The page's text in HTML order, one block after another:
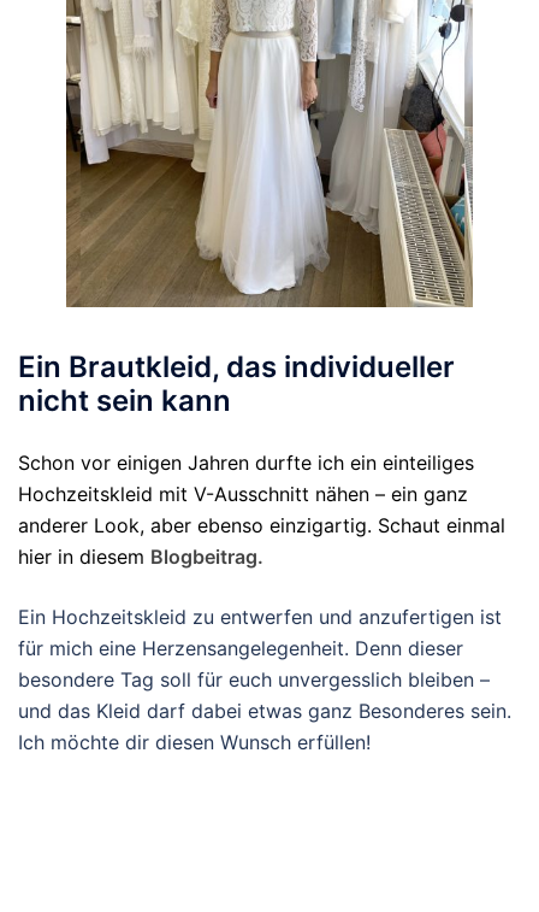
Ein Brautkleid, das individueller
nicht sein kann
Schon vor einigen Jahren durfte ich ein einteiliges
Hochzeitskleid mit V-Ausschnitt nähen – ein ganz
anderer Look, aber ebenso einzigartig. Schaut einmal
hier in diesem Blogbeitrag.
Ein Hochzeitskleid zu entwerfen und anzufertigen ist
für mich eine Herzensangelegenheit. Denn dieser
besondere Tag soll für euch unvergesslich bleiben –
und das Kleid darf dabei etwas ganz Besonderes sein.
Ich möchte dir diesen Wunsch erfüllen!